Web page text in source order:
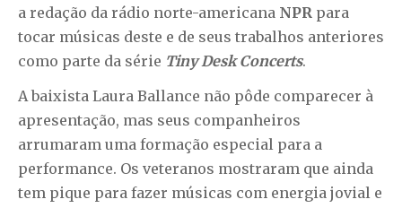
a redação da rádio norte-americana NPR para
tocar músicas deste e de seus trabalhos anteriores
como parte da série Tiny DeskConcerts.
A baixista Laura Ballance não pôde comparecer à
apresentação, mas seus companheiros
arrumaram uma formação especial para a
performance. Os veteranos mostraram que ainda
tem pique para fazer músicas com energia jovial e